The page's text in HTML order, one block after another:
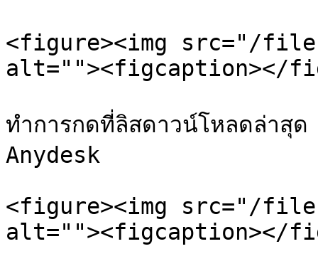
<figure><img src="/files/
alt=""><figcaption></
ทำการกดที่ลิสดาวน์โหลดล่าสุด
Anydesk
<figure><img src="/files/
alt=""><figcaption></